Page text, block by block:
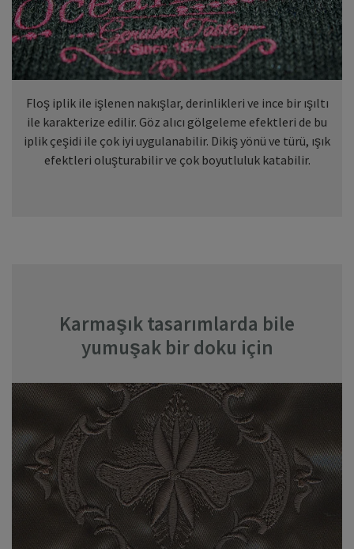
Floş iplik ile işlenen nakışlar, derinlikleri ve ince bir ışıltı
ile karakterize edilir. Göz alıcı gölgeleme efektleri de bu
iplik çeşidi ile çok iyi uygulanabilir. Dikiş yönü ve türü, ışık
efektleri oluşturabilir ve çok boyutluluk katabilir.
Karmaşık tasarımlarda bile
yumuşak bir doku için